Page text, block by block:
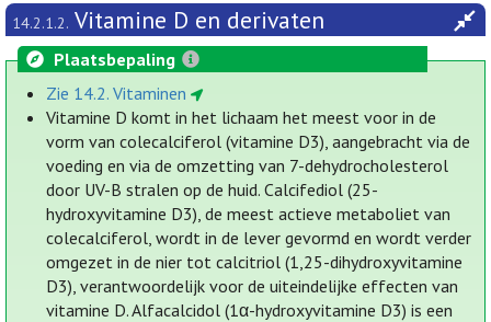
14.2.1.2. Vitamine D en derivaten
Plaatsbepaling
Zie 14.2. Vitaminen
Vitamine D komt in het lichaam het meest voor in de
vorm van colecalciferol (vitamine D3), aangebracht via de
voeding en via de omzetting van 7-dehydrocholesterol
door UV-B stralen op de huid. Calcifediol (25-
hydroxyvitamine D3), de meest actieve metaboliet van
colecalciferol, wordt in de lever gevormd en wordt verder
omgezet in de nier tot calcitriol (1,25-dihydroxyvitamine
D3), verantwoordelijk voor de uiteindelijke effecten van
vitamine D. Alfacalcidol (1α-hydroxyvitamine D3) is een